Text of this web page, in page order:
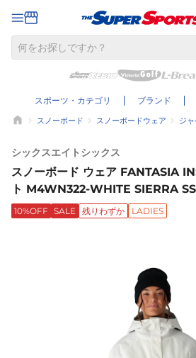
スポーツ・カテゴリ ブランド
スノーボード スノーボードウェア ジ
シックスエイトシックス
スノーボード ウェア FANTASIA
ト M4WN322-WHITE SIERRA SS
10%OFF SALE 残りわずか LADIES